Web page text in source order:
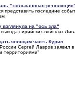
"тюльпановая революция"
представить последние
взглянула на "ось зла"
сирийских войск из
японцам часть Курил
Сергей Лавров заявил
территориями"